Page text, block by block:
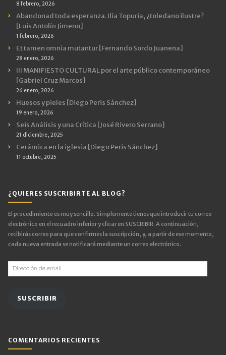
8 febrero, 2026
Abandonad toda esperanza. Ilia Topuria, ¿toledano ilustre?
[Luis Antolín Jimeno]
1 febrero, 2026
Et tamen omnia mutantur [Fernando Sordo Juanena]
28 enero, 2026
III MANIFIESTO CULTURAL por el arte público contemporáneo
[Gabriel Cruz Marcos]
26 enero, 2026
Huesos y pieles [Diego Peris Sánchez]
19 enero, 2026
Seis Análisis y una Crítica [José Rivero Serrano]
21 diciembre, 2025
Cerámica en la iglesia [Diego Peris Sánchez]
11 octubre, 2025
¿QUIERES SUSCRIBIRTE AL BLOG?
El procedimiento es muy sencillo. Simplemente tienes que introducir tu correo
electrónico en el recuadro inferior y clicar en SUSCRIBIR. A continuación,
recibirás correo para que confirmes la suscripción, y, a partir de ese momento,
cada nueva entrada se notificará mediante un correo electrónico.
Dirección
de
SUSCRIBIR
COMENTARIOS RECIENTES